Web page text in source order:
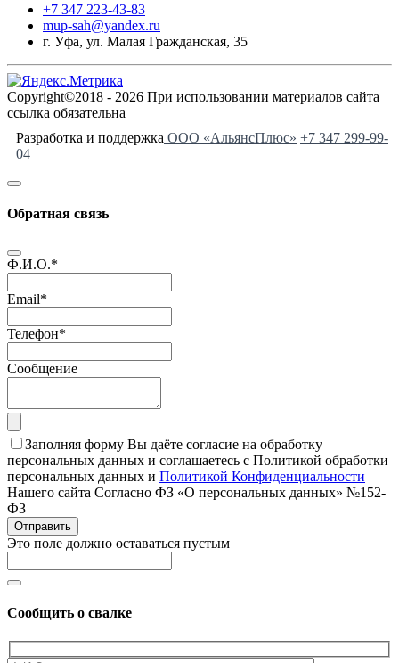
+7 347 223-43-83
mup-sah@yandex.ru
г. Уфа, ул. Малая Гражданская, 35
Copyright©2018 - 2026 При использовании материалов сайта
ссылка обязательна
Разработка и поддержка ООО «АльянсПлюс» +7 347 299-99-
04
Обратная связь
Ф.И.О.*
Email*
Телефон*
Сообщение
Заполняя форму Вы даёте согласие на обработку
персональных данных и соглашаетесь с Политикой обработки
персональных данных и Политикой Конфиденциальности
Нашего сайта Согласно ФЗ «О персональных данных» №152-
ФЗ
Отправить
Это поле должно оставаться пустым
Сообщить о свалке